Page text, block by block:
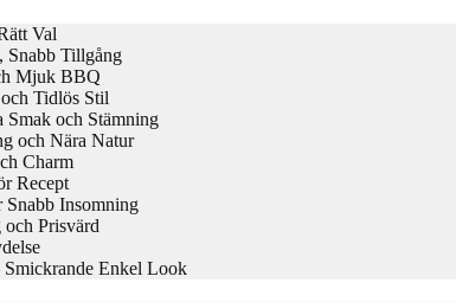
Val
Snabb Tillgång
Mjuk BBQ
Tidlös Stil
Smak och Stämning
och Nära Natur
Charm
Recept
Insomning
Prisvärd
Enkel Look